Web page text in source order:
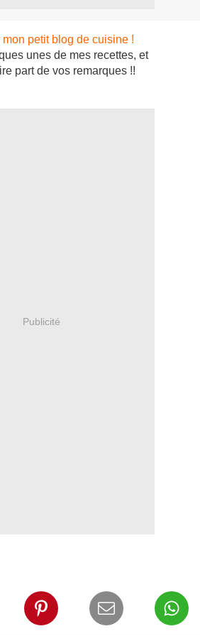
petit blog de cuisine !
unes de mes recettes, et
part de vos remarques !!
Publicité